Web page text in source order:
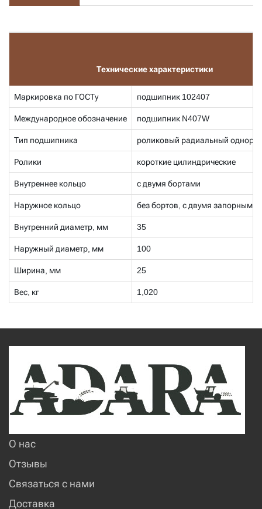
Технические характеристики
Маркировка по ГОСТу подшипник 102407
Международное обозначение подшипник N407W
Тип подшипника роликовый радиальный
Ролики короткие цилиндрические
Внутреннее кольцо с двумя бортами
Наружное кольцо без бортов, с двумя
Внутренний диаметр, мм 35
Наружный диаметр, мм 100
Ширина, мм 25
Вес, кг 1,020
О нас
Отзывы
Связаться с нами
Доставка